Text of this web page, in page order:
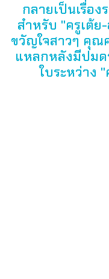
กลายเป็นเรื่อง
สำหรับ "ครูเต้
ขวัญใจสาวๆ คุณ
แหลกหลังมีปมด
ใบระหว่าง